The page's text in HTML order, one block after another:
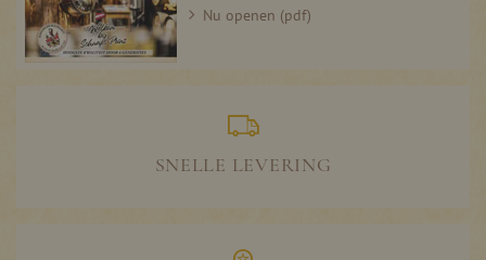
Nu openen (pdf)
SNELLE LEVERING